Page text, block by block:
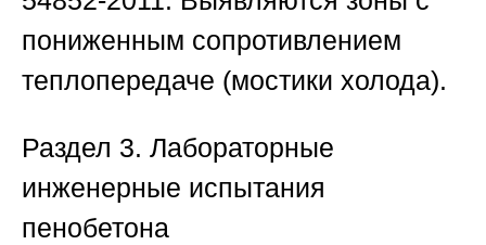
пониженным сопротивлением
теплопередаче (мостики холода).
Раздел 3. Лабораторные
инженерные испытания
пенобетона